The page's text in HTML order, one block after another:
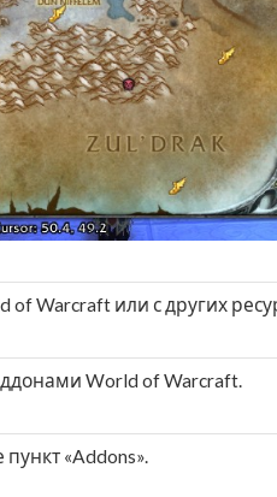
of Warcraft или с других
World of Warcraft.
«Addons».